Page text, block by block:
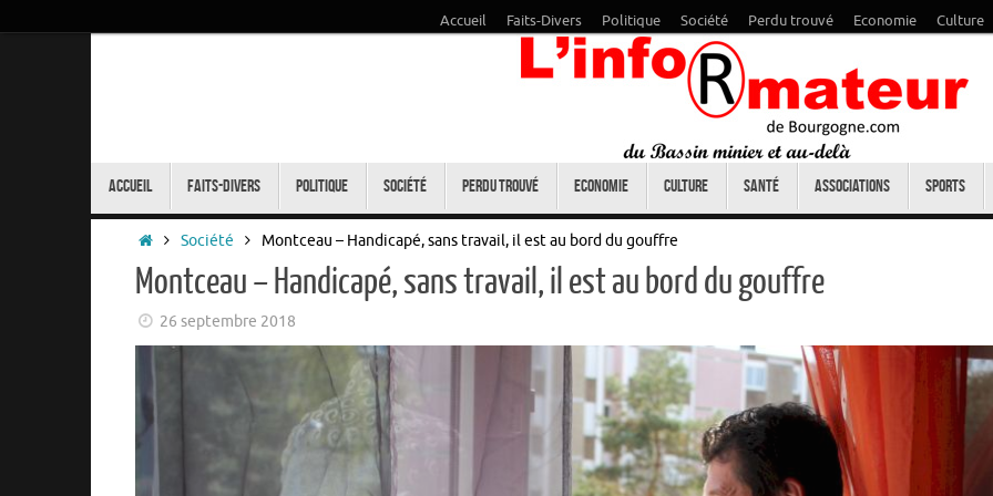
Accueil Faits-Divers Politique Société Perdu trouvé Economie Culture
Accueil Faits-Divers Politique Société Perdu trouvé Economie Culture Santé Associations Sports
Accueil
Société Montceau – Handicapé, sans travail, il est au bord du gouffre
Montceau – Handicapé, sans travail, il est au bord du gouffre
26 septembre 2018